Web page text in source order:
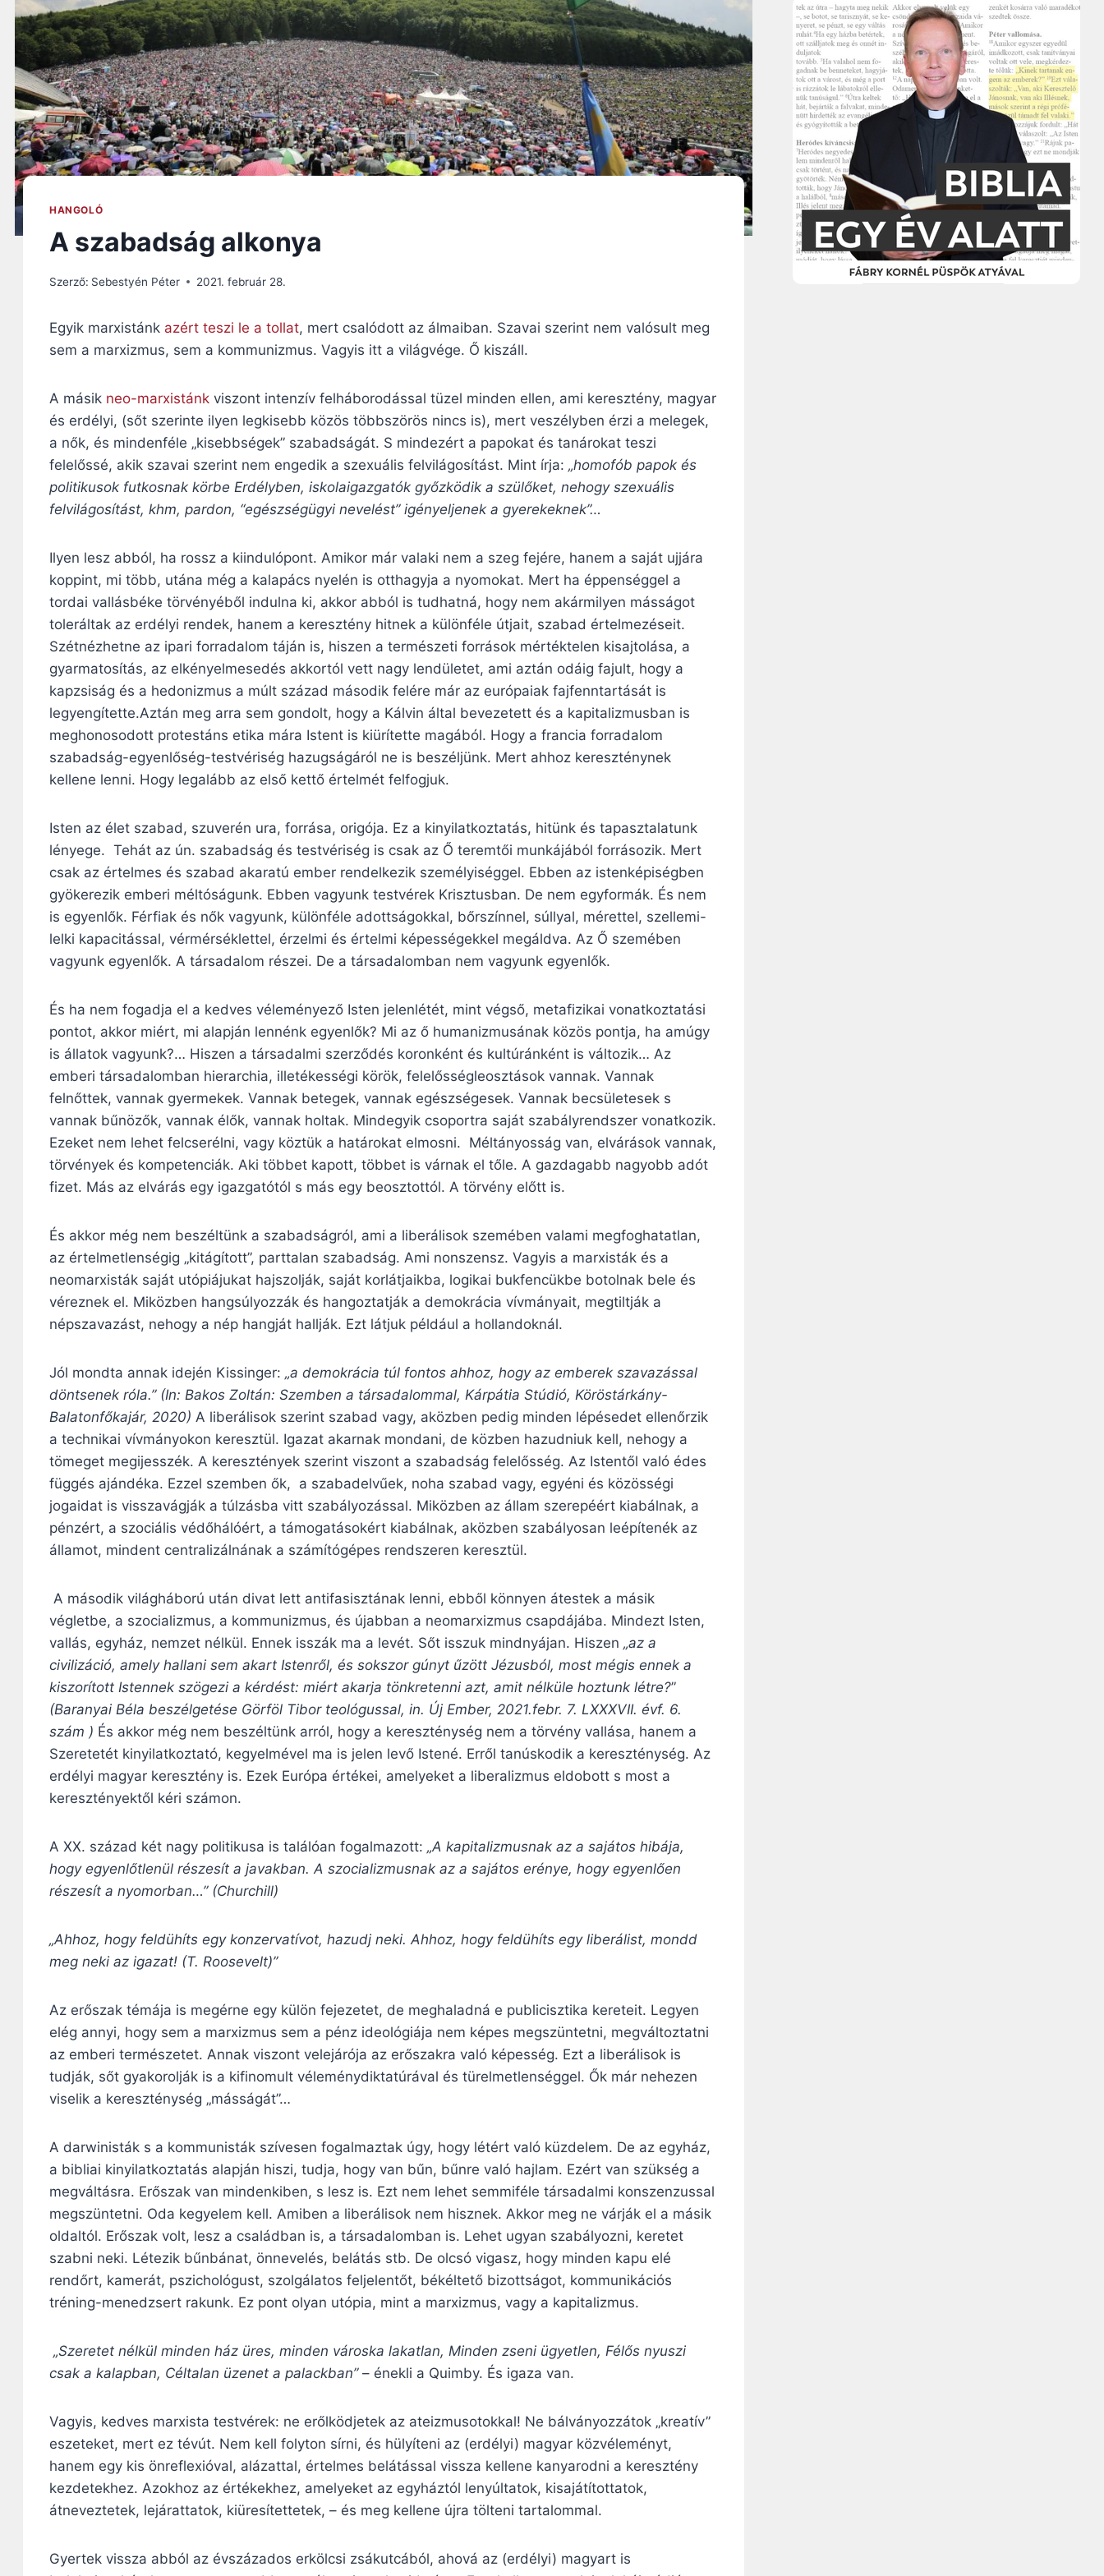
HANGOLÓ
A szabadság alkonya
Szerző: Sebestyén Péter 2021. február 28.
Egyik marxistánk azért teszi le a tollat, mert csalódott az álmaiban. Szavai szerint nem valósult meg
sem a marxizmus, sem a kommunizmus. Vagyis itt a világvége. Ő kiszáll.
A másik neo-marxistánk viszont intenzív felháborodással tüzel minden ellen, ami keresztény, magyar
és erdélyi, (sőt szerinte ilyen legkisebb közös többszörös nincs is), mert veszélyben érzi a melegek,
a nők, és mindenféle „kisebbségek” szabadságát. S mindezért a papokat és tanárokat teszi
felelőssé, akik szavai szerint nem engedik a szexuális felvilágosítást. Mint írja: „homofób papok és
politikusok futkosnak körbe Erdélyben, iskolaigazgatók győzködik a szülőket, nehogy szexuális
felvilágosítást, khm, pardon, “egészségügyi nevelést” igényeljenek a gyerekeknek”…
Ilyen lesz abból, ha rossz a kiindulópont. Amikor már valaki nem a szeg fejére, hanem a saját ujjára
koppint, mi több, utána még a kalapács nyelén is otthagyja a nyomokat. Mert ha éppenséggel a
tordai vallásbéke törvényéből indulna ki, akkor abból is tudhatná, hogy nem akármilyen másságot
toleráltak az erdélyi rendek, hanem a keresztény hitnek a különféle útjait, szabad értelmezéseit.
Szétnézhetne az ipari forradalom táján is, hiszen a természeti források mértéktelen kisajtolása, a
gyarmatosítás, az elkényelmesedés akkortól vett nagy lendületet, ami aztán odáig fajult, hogy a
kapzsiság és a hedonizmus a múlt század második felére már az európaiak fajfenntartását is
legyengítette.Aztán meg arra sem gondolt, hogy a Kálvin által bevezetett és a kapitalizmusban is
meghonosodott protestáns etika mára Istent is kiürítette magából. Hogy a francia forradalom
szabadság-egyenlőség-testvériség hazugságáról ne is beszéljünk. Mert ahhoz kereszténynek
kellene lenni. Hogy legalább az első kettő értelmét felfogjuk.
Isten az élet szabad, szuverén ura, forrása, origója. Ez a kinyilatkoztatás, hitünk és tapasztalatunk
lényege. Tehát az ún. szabadság és testvériség is csak az Ő teremtői munkájából forrásozik. Mert
csak az értelmes és szabad akaratú ember rendelkezik személyiséggel. Ebben az istenképiségben
gyökerezik emberi méltóságunk. Ebben vagyunk testvérek Krisztusban. De nem egyformák. És nem
is egyenlők. Férfiak és nők vagyunk, különféle adottságokkal, bőrszínnel, súllyal, mérettel, szellemi-
lelki kapacitással, vérmérséklettel, érzelmi és értelmi képességekkel megáldva. Az Ő szemében
vagyunk egyenlők. A társadalom részei. De a társadalomban nem vagyunk egyenlők.
És ha nem fogadja el a kedves véleményező Isten jelenlétét, mint végső, metafizikai vonatkoztatási
pontot, akkor miért, mi alapján lennénk egyenlők? Mi az ő humanizmusának közös pontja, ha amúgy
is állatok vagyunk?… Hiszen a társadalmi szerződés koronként és kultúránként is változik… Az
emberi társadalomban hierarchia, illetékességi körök, felelősségleosztások vannak. Vannak
felnőttek, vannak gyermekek. Vannak betegek, vannak egészségesek. Vannak becsületesek s
vannak bűnözők, vannak élők, vannak holtak. Mindegyik csoportra saját szabályrendszer vonatkozik.
Ezeket nem lehet felcserélni, vagy köztük a határokat elmosni. Méltányosság van, elvárások vannak,
törvények és kompetenciák. Aki többet kapott, többet is várnak el tőle. A gazdagabb nagyobb adót
fizet. Más az elvárás egy igazgatótól s más egy beosztottól. A törvény előtt is.
És akkor még nem beszéltünk a szabadságról, ami a liberálisok szemében valami megfoghatatlan,
az értelmetlenségig „kitágított”, parttalan szabadság. Ami nonszensz. Vagyis a marxisták és a
neomarxisták saját utópiájukat hajszolják, saját korlátjaikba, logikai bukfencükbe botolnak bele és
véreznek el. Miközben hangsúlyozzák és hangoztatják a demokrácia vívmányait, megtiltják a
népszavazást, nehogy a nép hangját hallják. Ezt látjuk például a hollandoknál.
Jól mondta annak idején Kissinger: „a demokrácia túl fontos ahhoz, hogy az emberek szavazással
döntsenek róla.” (In: Bakos Zoltán: Szemben a társadalommal, Kárpátia Stúdió, Köröstárkány-
Balatonfőkajár, 2020) A liberálisok szerint szabad vagy, aközben pedig minden lépésedet ellenőrzik
a technikai vívmányokon keresztül. Igazat akarnak mondani, de közben hazudniuk kell, nehogy a
tömeget megijesszék. A keresztények szerint viszont a szabadság felelősség. Az Istentől való édes
függés ajándéka. Ezzel szemben ők, a szabadelvűek, noha szabad vagy, egyéni és közösségi
jogaidat is visszavágják a túlzásba vitt szabályozással. Miközben az állam szerepéért kiabálnak, a
pénzért, a szociális védőhálóért, a támogatásokért kiabálnak, aközben szabályosan leépítenék az
államot, mindent centralizálnának a számítógépes rendszeren keresztül.
A második világháború után divat lett antifasisztának lenni, ebből könnyen átestek a másik
végletbe, a szocializmus, a kommunizmus, és újabban a neomarxizmus csapdájába. Mindezt Isten,
vallás, egyház, nemzet nélkül. Ennek isszák ma a levét. Sőt isszuk mindnyájan. Hiszen „az a
civilizáció, amely hallani sem akart Istenről, és sokszor gúnyt űzött Jézusból, most mégis ennek a
kiszorított Istennek szögezi a kérdést: miért akarja tönkretenni azt, amit nélküle hoztunk létre?”
(Baranyai Béla beszélgetése Görföl Tibor teológussal, in. Új Ember, 2021.febr. 7. LXXXVII. évf. 6.
szám ) És akkor még nem beszéltünk arról, hogy a kereszténység nem a törvény vallása, hanem a
Szeretetét kinyilatkoztató, kegyelmével ma is jelen levő Istené. Erről tanúskodik a kereszténység. Az
erdélyi magyar keresztény is. Ezek Európa értékei, amelyeket a liberalizmus eldobott s most a
keresztényektől kéri számon.
A XX. század két nagy politikusa is találóan fogalmazott: „A kapitalizmusnak az a sajátos hibája,
hogy egyenlőtlenül részesít a javakban. A szocializmusnak az a sajátos erénye, hogy egyenlően
részesít a nyomorban…” (Churchill)
„Ahhoz, hogy feldühíts egy konzervatívot, hazudj neki. Ahhoz, hogy feldühíts egy liberálist, mondd
meg neki az igazat! (T. Roosevelt)”
Az erőszak témája is megérne egy külön fejezetet, de meghaladná e publicisztika kereteit. Legyen
elég annyi, hogy sem a marxizmus sem a pénz ideológiája nem képes megszüntetni, megváltoztatni
az emberi természetet. Annak viszont velejárója az erőszakra való képesség. Ezt a liberálisok is
tudják, sőt gyakorolják is a kifinomult véleménydiktatúrával és türelmetlenséggel. Ők már nehezen
viselik a kereszténység „másságát”…
A darwinisták s a kommunisták szívesen fogalmaztak úgy, hogy létért való küzdelem. De az egyház,
a bibliai kinyilatkoztatás alapján hiszi, tudja, hogy van bűn, bűnre való hajlam. Ezért van szükség a
megváltásra. Erőszak van mindenkiben, s lesz is. Ezt nem lehet semmiféle társadalmi konszenzussal
megszüntetni. Oda kegyelem kell. Amiben a liberálisok nem hisznek. Akkor meg ne várják el a másik
oldaltól. Erőszak volt, lesz a családban is, a társadalomban is. Lehet ugyan szabályozni, keretet
szabni neki. Létezik bűnbánat, önnevelés, belátás stb. De olcsó vigasz, hogy minden kapu elé
rendőrt, kamerát, pszichológust, szolgálatos feljelentőt, békéltető bizottságot, kommunikációs
tréning-menedzsert rakunk. Ez pont olyan utópia, mint a marxizmus, vagy a kapitalizmus.
„Szeretet nélkül minden ház üres, minden városka lakatlan, Minden zseni ügyetlen, Félős nyuszi
csak a kalapban, Céltalan üzenet a palackban”– énekli a Quimby. És igaza van.
Vagyis, kedves marxista testvérek: ne erőlködjetek az ateizmusotokkal! Ne bálványozzátok „kreatív”
eszeteket, mert ez tévút. Nem kell folyton sírni, és hülyíteni az (erdélyi) magyar közvéleményt,
hanem egy kis önreflexióval, alázattal, értelmes belátással vissza kellene kanyarodni a keresztény
kezdetekhez. Azokhoz az értékekhez, amelyeket az egyháztól lenyúltatok, kisajátítottatok,
átneveztetek, lejárattatok, kiüresítettetek, – és meg kellene újra tölteni tartalommal.
Gyertek vissza abból az évszázados erkölcsi zsákutcából, ahová az (erdélyi) magyart is